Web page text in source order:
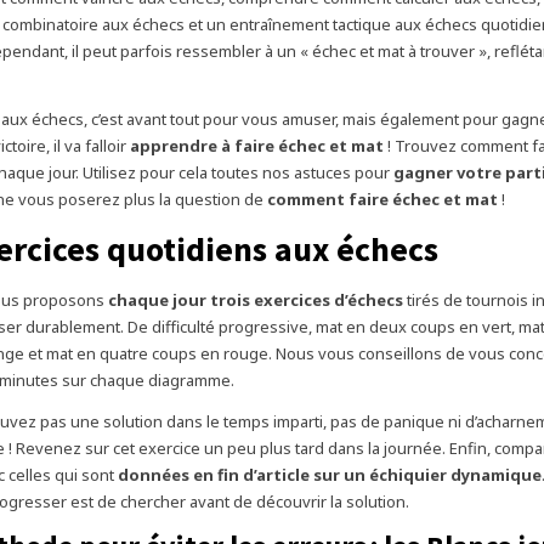
aux échecs et un entraînement tactique aux échecs
il peut parfois ressembler à un « échec et mat à trouver »,
échecs, c’est avant tout pour vous amuser, mais également pour
il va falloir apprendre à faire échec et mat ! Trouvez comment
jour. Utilisez pour cela toutes nos astuces pour gagner votre
vous poserez plus la question de comment faire échec et mat !
quotidiens aux échecs
proposons chaque jour trois exercices d’échecstirés de tournois
durablement. De difficulté progressive, mat en deux coups en vert,
et mat en quatre coups en rouge. Nous vous conseillons de vous
sur chaque diagramme.
pas une solution dans le temps imparti, pas de panique ni
Revenez sur cet exercice un peu plus tard dans la journée. Enfin,
celles qui sont données en fin d’article sur un échiquier dynamique
est de chercher avant de découvrir la solution.